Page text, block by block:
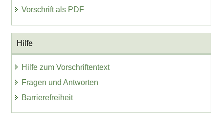
Vorschrift als PDF
Hilfe
Hilfe zum Vorschriftentext
Fragen und Antworten
Barrierefreiheit